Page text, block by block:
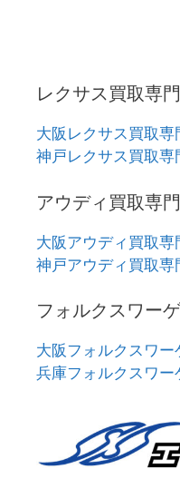
レクサス買取専
大阪レクサス買取専
神戸レクサス買取専
アウディ買取専
大阪アウディ買取専
神戸アウディ買取専
フォルクスワー
大阪フォルクスワ
兵庫フォルクスワー